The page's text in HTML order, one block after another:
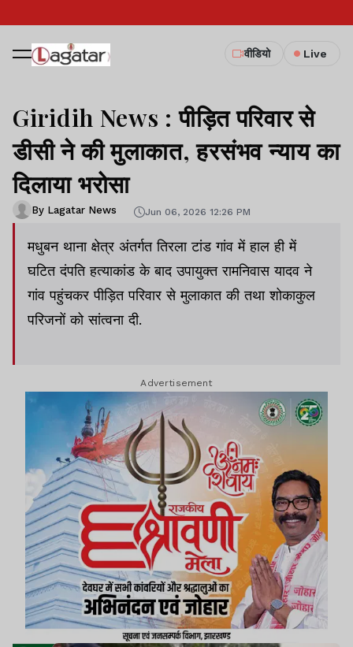
वीडियो Live
Giridih News : पीड़ित परिवार से
डीसी ने की मुलाकात, हरसंभव न्याय का
दिलाया भरोसा
By Lagatar News Jun 06, 2026 12:26 PM
मधुबन थाना क्षेत्र अंतर्गत तिरला टांड गांव में हाल ही में
घटित दंपति हत्याकांड के बाद उपायुक्त रामनिवास यादव ने
गांव पहुंचकर पीड़ित परिवार से मुलाकात की तथा शोकाकुल
परिजनों को सांत्वना दी.
Advertisement